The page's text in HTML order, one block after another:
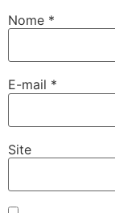
Nome *
E-mail *
Site